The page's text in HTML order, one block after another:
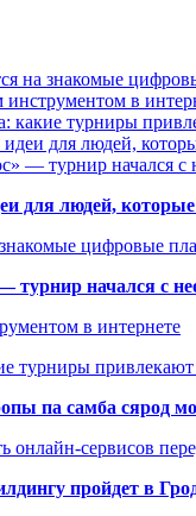
на знакомые
в
какие турниры
для людей,
— турнир начался с
для людей, которые
цифровые
начался с
в интернете
турниры
па самба сярод
онлайн-сервисов
пройдет в